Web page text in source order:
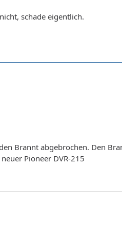
schade eigentlich.
Brannt abgebrochen. Den
Pioneer DVR-215